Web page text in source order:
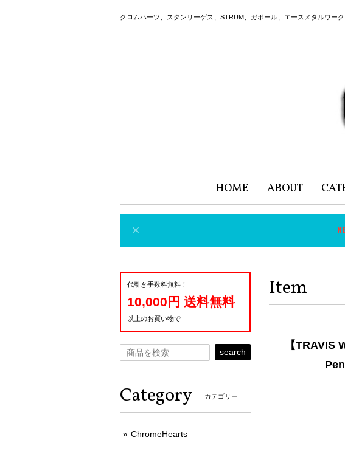
クロムハーツ、スタンリーゲス、STRUM、ガボール、エースメタルワー
HOME ABOUT
Item
【
代引き手数料無料！
10,000円 送料無料
以上のお買い物で
search
Category カテゴリー
ChromeHearts